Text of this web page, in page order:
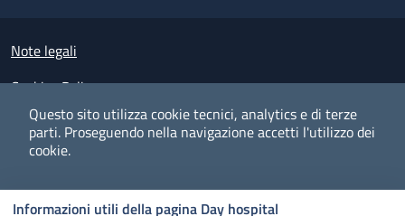
Questo sito utilizza cookie tecnici, analytics e di terze
parti. Proseguendo nella navigazione accetti l'utilizzo dei
cookie.
Informazioni utili della pagina Day hospital
Small prints
Note legali
Cookies Policy
Policy privacy e protezione del dato personale
Albo pretorio on-line
Dichiarazione di accessibilità